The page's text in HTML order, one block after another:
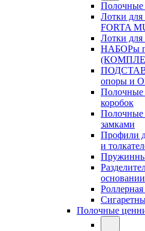
Полочные
Лотки для
FORTA
Лотки для
НАБОРы
опоры и
Полочные
коробок
Полочные
замками
Профили
и
основании
Полочные